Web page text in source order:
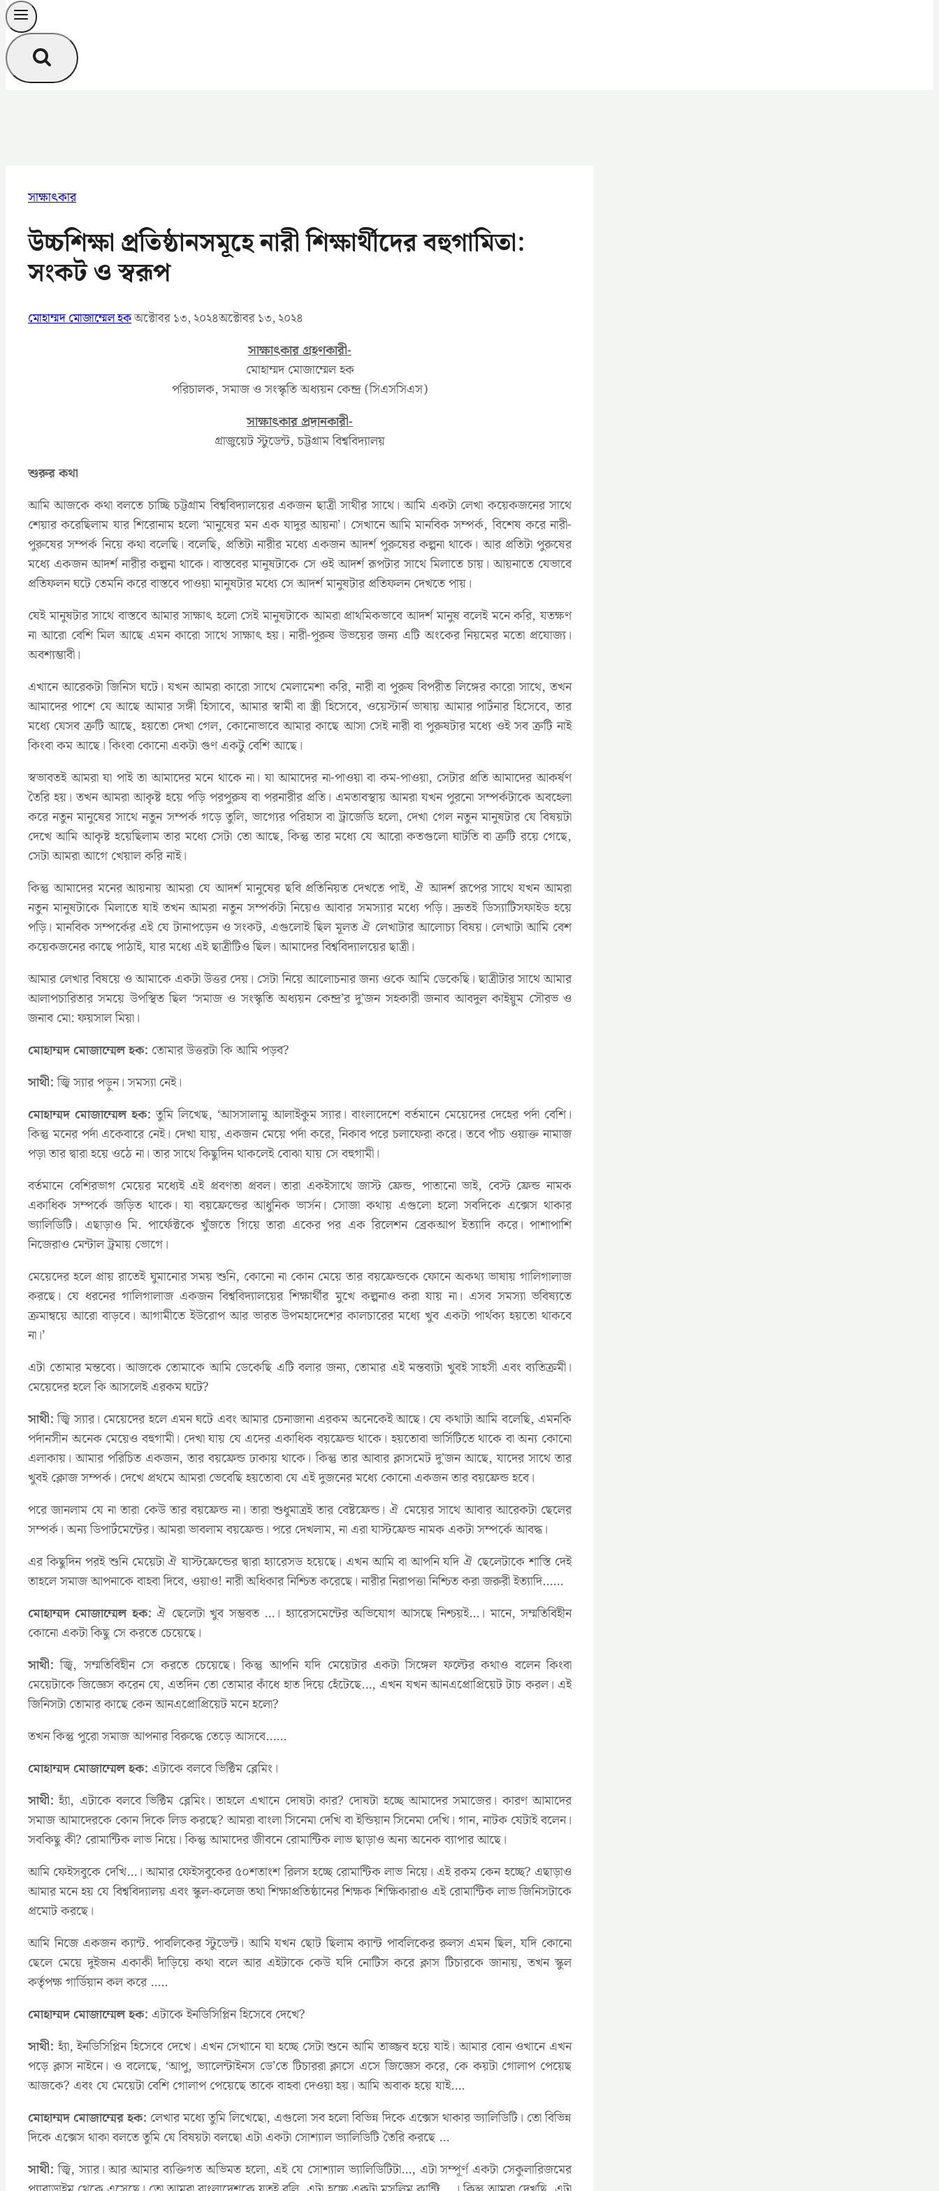
সাক্ষাৎকার
উচ্চশিক্ষা প্রতিষ্ঠানসমূহে নারী শিক্ষার্থীদের বহুগামিতা:
সংকট ও স্বরূপ
মোহাম্মদ মোজাম্মেল হকঅক্টোবর ১৩, ২০২৪অক্টোবর ১৩, ২০২৪
সাক্ষাৎকার গ্রহণকারী-
মোহাম্মদ মোজাম্মেল হক
পরিচালক, সমাজ ও সংস্কৃতি অধ্যয়ন কেন্দ্র (সিএসসিএস)
সাক্ষাৎকার প্রদানকারী-
গ্রাজুয়েট স্টুডেন্ট, চট্টগ্রাম বিশ্ববিদ্যালয়
শুরুর কথা
আমি আজকে কথা বলতে চাচ্ছি চট্টগ্রাম বিশ্ববিদ্যালয়ের একজন ছাত্রী সাথীর সাথে। আমি একটা লেখা কয়েকজনের সাথে
শেয়ার করেছিলাম যার শিরোনাম হলো ‘মানুষের মন এক যাদুর আয়না’। সেখানে আমি মানবিক সম্পর্ক, বিশেষ করে নারী-
পুরুষের সম্পর্ক নিয়ে কথা বলেছি। বলেছি, প্রতিটা নারীর মধ্যে একজন আদর্শ পুরুষের কল্পনা থাকে। আর প্রতিটা পুরুষের
মধ্যে একজন আদর্শ নারীর কল্পনা থাকে। বাস্তবের মানুষটাকে সে ওই আদর্শ রূপটার সাথে মিলাতে চায়। আয়নাতে যেভাবে
প্রতিফলন ঘটে তেমনি করে বাস্তবে পাওয়া মানুষটার মধ্যে সে আদর্শ মানুষটার প্রতিফলন দেখতে পায়।
যেই মানুষটার সাথে বাস্তবে আমার সাক্ষাৎ হলো সেই মানুষটাকে আমরা প্রাথমিকভাবে আদর্শ মানুষ বলেই মনে করি, যতক্ষণ
না আরো বেশি মিল আছে এমন কারো সাথে সাক্ষাৎ হয়। নারী-পুরুষ উভয়ের জন্য এটি অংকের নিয়মের মতো প্রযোজ্য।
অবশ্যম্ভাবী।
এখানে আরেকটা জিনিস ঘটে। যখন আমরা কারো সাথে মেলামেশা করি, নারী বা পুরুষ বিপরীত লিঙ্গের কারো সাথে, তখন
আমাদের পাশে যে আছে আমার সঙ্গী হিসাবে, আমার স্বামী বা স্ত্রী হিসেবে, ওয়েস্টার্ন ভাষায় আমার পার্টনার হিসেবে, তার
মধ্যে যেসব ত্রুটি আছে, হয়তো দেখা গেল, কোনোভাবে আমার কাছে আসা সেই নারী বা পুরুষটার মধ্যে ওই সব ত্রুটি নাই
কিংবা কম আছে। কিংবা কোনো একটা গুণ একটু বেশি আছে।
স্বভাবতই আমরা যা পাই তা আমাদের মনে থাকে না। যা আমাদের না-পাওয়া বা কম-পাওয়া, সেটার প্রতি আমাদের আকর্ষণ
তৈরি হয়। তখন আমরা আকৃষ্ট হয়ে পড়ি পরপুরুষ বা পরনারীর প্রতি। এমতাবস্থায় আমরা যখন পুরনো সম্পর্কটাকে অবহেলা
করে নতুন মানুষের সাথে নতুন সম্পর্ক গড়ে তুলি, ভাগ্যের পরিহাস বা ট্রাজেডি হলো, দেখা গেল নতুন মানুষটার যে বিষয়টা
দেখে আমি আকৃষ্ট হয়েছিলাম তার মধ্যে সেটা তো আছে, কিন্তু তার মধ্যে যে আরো কতগুলো ঘাটতি বা ত্রুটি রয়ে গেছে,
সেটা আমরা আগে খেয়াল করি নাই।
কিন্তু আমাদের মনের আয়নায় আমরা যে আদর্শ মানুষের ছবি প্রতিনিয়ত দেখতে পাই, ঐ আদর্শ রূপের সাথে যখন আমরা
নতুন মানুষটাকে মিলাতে যাই তখন আমরা নতুন সম্পর্কটা নিয়েও আবার সমস্যার মধ্যে পড়ি। দ্রুতই ডিস্যাটিসফাইড হয়ে
পড়ি। মানবিক সম্পর্কের এই যে টানাপড়েন ও সংকট, এগুলোই ছিল মূলত ঐ লেখাটার আলোচ্য বিষয়। লেখাটা আমি বেশ
কয়েকজনের কাছে পাঠাই, যার মধ্যে এই ছাত্রীটিও ছিল। আমাদের বিশ্ববিদ্যালয়ের ছাত্রী।
আমার লেখার বিষয়ে ও আমাকে একটা উত্তর দেয়। সেটা নিয়ে আলোচনার জন্য ওকে আমি ডেকেছি। ছাত্রীটার সাথে আমার
আলাপচারিতার সময়ে উপস্থিত ছিল ‘সমাজ ও সংস্কৃতি অধ্যয়ন কেন্দ্র’র দু’জন সহকারী জনাব আবদুল কাইয়ুম সৌরভ ও
জনাব মো: ফয়সাল মিয়া।
মোহাম্মদ মোজাম্মেল হক: তোমার উত্তরটা কি আমি পড়ব?
সাথী:জ্বি স্যার পড়ুন। সমস্যা নেই।
মোহাম্মদ মোজাম্মেল হক:তুমি লিখেছ, ‘আসসালামু আলাইকুম স্যার। বাংলাদেশে বর্তমানে মেয়েদের দেহের পর্দা বেশি।
কিন্তু মনের পর্দা একেবারে নেই। দেখা যায়, একজন মেয়ে পর্দা করে, নিকাব পরে চলাফেরা করে। তবে পাঁচ ওয়াক্ত নামাজ
পড়া তার দ্বারা হয়ে ওঠে না। তার সাথে কিছুদিন থাকলেই বোঝা যায় সে বহুগামী।
বর্তমানে বেশিরভাগ মেয়ের মধ্যেই এই প্রবণতা প্রবল। তারা একইসাথে জাস্ট ফ্রেন্ড, পাতানো ভাই, বেস্ট ফ্রেন্ড নামক
একাধিক সম্পর্কে জড়িত থাকে। যা বয়ফ্রেন্ডের আধুনিক ভার্সন। সোজা কথায় এগুলো হলো সবদিকে এক্সেস থাকার
ভ্যালিডিটি। এছাড়াও মি. পার্ফেক্টকে খুঁজতে গিয়ে তারা একের পর এক রিলেশন ব্রেকআপ ইত্যাদি করে। পাশাপাশি
নিজেরাও মেন্টাল ট্রমায় ভোগে।
মেয়েদের হলে প্রায় রাতেই ঘুমানোর সময় শুনি, কোনো না কোন মেয়ে তার বয়ফ্রেন্ডকে ফোনে অকথ্য ভাষায় গালিগালাজ
করছে। যে ধরনের গালিগালাজ একজন বিশ্ববিদ্যালয়ের শিক্ষার্থীর মুখে কল্পনাও করা যায় না। এসব সমস্যা ভবিষ্যতে
ক্রমান্বয়ে আরো বাড়বে। আগামীতে ইউরোপ আর ভারত উপমহাদেশের কালচারের মধ্যে খুব একটা পার্থক্য হয়তো থাকবে
না।’
এটা তোমার মন্তব্যে। আজকে তোমাকে আমি ডেকেছি এটি বলার জন্য, তোমার এই মন্তব্যটা খুবই সাহসী এবং ব্যতিক্রমী।
মেয়েদের হলে কি আসলেই এরকম ঘটে?
সাথী:জ্বি স্যার। মেয়েদের হলে এমন ঘটে এবং আমার চেনাজানা এরকম অনেকেই আছে। যে কথাটা আমি বলেছি, এমনকি
পর্দানসীন অনেক মেয়েও বহুগামী। দেখা যায় যে এদের একাধিক বয়ফ্রেন্ড থাকে। হয়তোবা ভার্সিটিতে থাকে বা অন্য কোনো
এলাকায়। আমার পরিচিত একজন, তার বয়ফ্রেন্ড ঢাকায় থাকে। কিন্তু তার আবার ক্লাসমেট দু’জন আছে, যাদের সাথে তার
খুবই ক্লোজ সম্পর্ক। দেখে প্রথমে আমরা ভেবেছি হয়তোবা যে এই দুজনের মধ্যে কোনো একজন তার বয়ফ্রেন্ড হবে।
পরে জানলাম যে না তারা কেউ তার বয়ফ্রেন্ড না। তারা শুধুমাত্রই তার বেষ্টফ্রেন্ড। ঐ মেয়ের সাথে আবার আরেকটা ছেলের
সম্পর্ক। অন্য ডিপার্টমেন্টের। আমরা ভাবলাম বয়ফ্রেন্ড। পরে দেখলাম, না এরা যাস্টফ্রেন্ড নামক একটা সম্পর্কে আবদ্ধ।
এর কিছুদিন পরই শুনি মেয়েটা ঐ যাস্টফ্রেন্ডের দ্বারা হ্যারেসড হয়েছে। এখন আমি বা আপনি যদি ঐ ছেলেটাকে শাস্তি দেই
তাহলে সমাজ আপনাকে বাহবা দিবে, ওয়াও! নারী অধিকার নিশ্চিত করেছে। নারীর নিরাপত্তা নিশ্চিত করা জরুরী ইত্যাদি……
মোহাম্মদ মোজাম্মেল হক: ঐ ছেলেটা খুব সম্ভবত …। হ্যারেসমেন্টের অভিযোগ আসছে নিশ্চয়ই…। মানে, সম্মতিবিহীন
কোনো একটা কিছু সে করতে চেয়েছে।
সাথী:জ্বি, সম্মতিবিহীন সে করতে চেয়েছে। কিন্তু আপনি যদি মেয়েটার একটা সিঙ্গেল ফল্টের কথাও বলেন কিংবা
মেয়েটাকে জিজ্ঞেস করেন যে, এতদিন তো তোমার কাঁধে হাত দিয়ে হেঁটেছে…, এখন যখন আনএপ্রোপ্রিয়েট টাচ করল। এই
জিনিসটা তোমার কাছে কেন আনএপ্রোপ্রিয়েট মনে হলো?
তখন কিন্তু পুরো সমাজ আপনার বিরুদ্ধে তেড়ে আসবে……
মোহাম্মদ মোজাম্মেল হক: এটাকে বলবে ভিক্টিম ব্লেমিং।
সাথী:হ্যাঁ, এটাকে বলবে ভিক্টিম ব্লেমিং। তাহলে এখানে দোষটা কার? দোষটা হচ্ছে আমাদের সমাজের। কারণ আমাদের
সমাজ আমাদেরকে কোন দিকে লিড করছে? আমরা বাংলা সিনেমা দেখি বা ইন্ডিয়ান সিনেমা দেখি। গান, নাটক যেটাই বলেন।
সবকিছু কী? রোমান্টিক লাভ নিয়ে। কিন্তু আমাদের জীবনে রোমান্টিক লাভ ছাড়াও অন্য অনেক ব্যাপার আছে।
আমি ফেইসবুকে দেখি…। আমার ফেইসবুকের ৫০শতাংশ রিলস হচ্ছে রোমান্টিক লাভ নিয়ে। এই রকম কেন হচ্ছে? এছাড়াও
আমার মনে হয় যে বিশ্ববিদ্যালয় এবং স্কুল-কলেজ তথা শিক্ষাপ্রতিষ্ঠানের শিক্ষক শিক্ষিকারাও এই রোমান্টিক লাভ জিনিসটাকে
প্রমোট করছে।
আমি নিজে একজন ক্যান্ট. পাবলিকের স্টুডেন্ট। আমি যখন ছোট ছিলাম ক্যান্ট পাবলিকের রুলস এমন ছিল, যদি কোনো
ছেলে মেয়ে দুইজন একাকী দাঁড়িয়ে কথা বলে আর এইটাকে কেউ যদি নোটিস করে ক্লাস টিচারকে জানায়, তখন স্কুল
কর্তৃপক্ষ গার্ডিয়ান কল করে …..
মোহাম্মদ মোজাম্মেল হক: এটাকে ইনডিসিপ্লিন হিসেবে দেখে?
সাথী:হ্যাঁ, ইনডিসিপ্লিন হিসেবে দেখে। এখন সেখানে যা হচ্ছে সেটা শুনে আমি তাজ্জব হয়ে যাই। আমার বোন ওখানে এখন
পড়ে ক্লাস নাইনে। ও বলেছে, ‘আপু, ভ্যালেন্টাইনস ডে’তে টিচাররা ক্লাসে এসে জিজ্ঞেস করে, কে কয়টা গোলাপ পেয়েছ
আজকে? এবং যে মেয়েটা বেশি গোলাপ পেয়েছে তাকে বাহবা দেওয়া হয়। আমি অবাক হয়ে যাই….
মোহাম্মদ মোজাম্মের হক: লেখার মধ্যে তুমি লিখেছো, এগুলো সব হলো বিভিন্ন দিকে এক্সেস থাকার ভ্যালিডিটি। তো বিভিন্ন
দিকে এক্সেস থাকা বলতে তুমি যে বিষয়টা বলছো এটা একটা সোশ্যাল ভ্যালিডিটি তৈরি করছে …
সাথী:জ্বি, স্যার। আর আমার ব্যক্তিগত অভিমত হলো, এই যে সোশ্যাল ভ্যালিডিটিটা…, এটা সম্পূর্ণ একটা সেকুলারিজমের